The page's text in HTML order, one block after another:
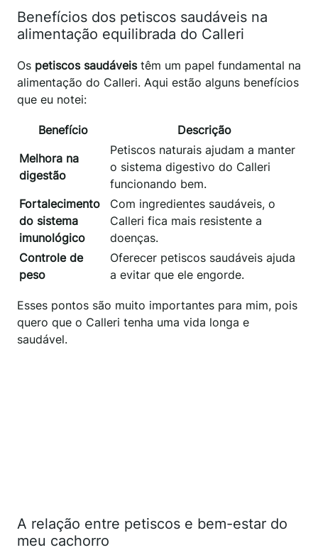
Benefícios dos petiscos saudáveis na
alimentação equilibrada do Calleri
Os petiscos saudáveistêm um papel fundamental na
alimentação do Calleri. Aqui estão alguns benefícios
que eu notei:
Benefício
Descrição
Melhora na
digestão
Petiscos naturais ajudam a manter
o sistema digestivo do Calleri
funcionando bem.
Fortalecimento
do sistema
imunológico
Com ingredientes saudáveis, o
Calleri fica mais resistente a
doenças.
Controle de
peso
Oferecer petiscos saudáveis ajuda
a evitar que ele engorde.
Esses pontos são muito importantes para mim, pois
quero que o Calleri tenha uma vida longa e
saudável.
A relação entre petiscos e bem-estar do
meu cachorro